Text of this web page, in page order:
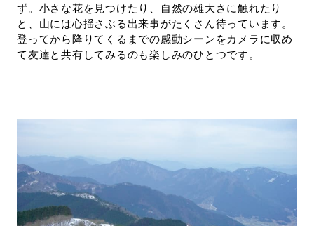
ず。小さな花を見つけたり、自然の雄大さに触れたり
と、山には心揺さぶる出来事がたくさん待っています。
登ってから降りてくるまでの感動シーンをカメラに収め
て友達と共有してみるのも楽しみのひとつです。